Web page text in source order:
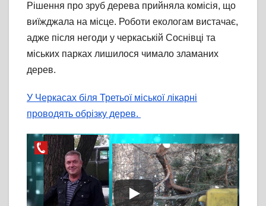
Рішення про зруб дерева прийняла комісія, що
виїжджала на місце. Роботи екологам вистачає,
адже після негоди у черкаській Соснівці та
міських парках лишилося чимало зламаних
дерев.
У Черкасах біля Третьої міської лікарні
проводять обрізку дерев.